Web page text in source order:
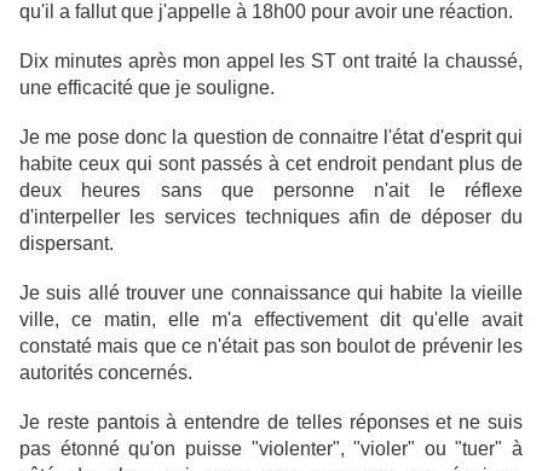
qu'il a fallut que j'appelle à 18h00 pour avoir une réaction.
Dix minutes après mon appel les ST ont traité la chaussé,
une efficacité que je souligne.
Je me pose donc la question de connaitre l'état d'esprit qui
habite ceux qui sont passés à cet endroit pendant plus de
deux heures sans que personne n'ait le réflexe
d'interpeller les services techniques afin de déposer du
dispersant.
Je suis allé trouver une connaissance qui habite la vieille
ville, ce matin, elle m'a effectivement dit qu'elle avait
constaté mais que ce n'était pas son boulot de prévenir les
autorités concernés.
Je reste pantois à entendre de telles réponses et ne suis
pas étonné qu'on puisse "violenter", "violer" ou "tuer" à